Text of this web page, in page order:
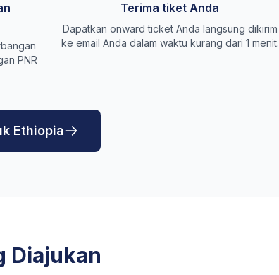
PNR
Terima tiket Anda
Dapatkan onward ticket Anda langsung dikirim
ke email Anda dalam waktu kurang dari 1 menit.
Ethiopia
Diajukan